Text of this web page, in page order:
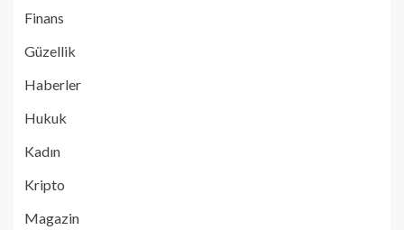
Finans
Güzellik
Haberler
Hukuk
Kadın
Kripto
Magazin